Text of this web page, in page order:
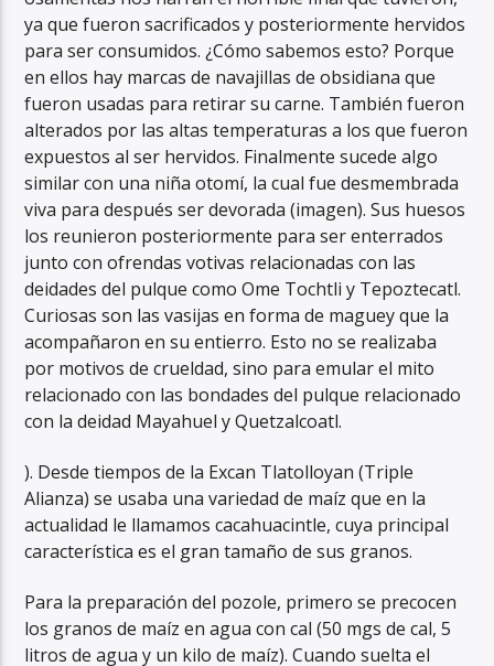
ya que fueron sacrificados y posteriormente hervidos
para ser consumidos. ¿Cómo sabemos esto? Porque
en ellos hay marcas de navajillas de obsidiana que
fueron usadas para retirar su carne. También fueron
alterados por las altas temperaturas a los que fueron
expuestos al ser hervidos. Finalmente sucede algo
similar con una niña otomí, la cual fue desmembrada
viva para después ser devorada (imagen). Sus huesos
los reunieron posteriormente para ser enterrados
junto con ofrendas votivas relacionadas con las
deidades del pulque como Ome Tochtli y Tepoztecatl.
Curiosas son las vasijas en forma de maguey que la
acompañaron en su entierro. Esto no se realizaba
por motivos de crueldad, sino para emular el mito
relacionado con las bondades del pulque relacionado
con la deidad Mayahuel y Quetzalcoatl.
). Desde tiempos de la Excan Tlatolloyan (Triple
Alianza) se usaba una variedad de maíz que en la
actualidad le llamamos cacahuacintle, cuya principal
característica es el gran tamaño de sus granos.
Para la preparación del pozole, primero se precocen
los granos de maíz en agua con cal (50 mgs de cal, 5
litros de agua y un kilo de maíz). Cuando suelta el